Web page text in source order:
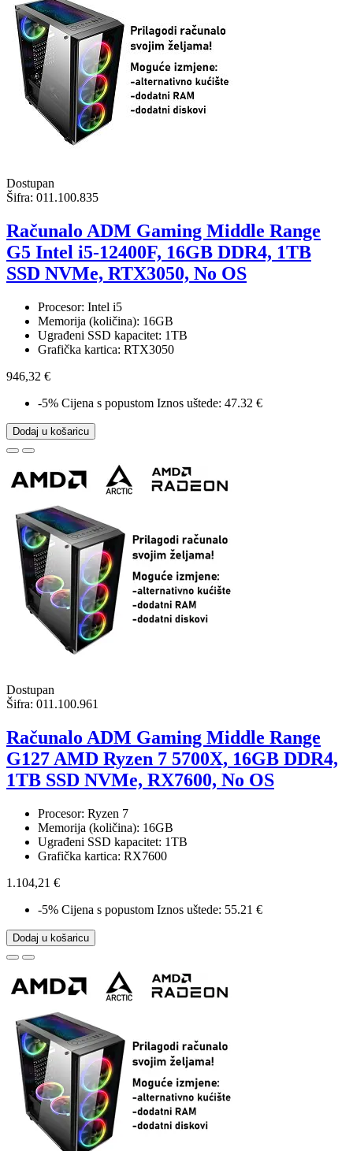
Dostupan
Šifra: 011.100.835
Računalo ADM Gaming Middle Range
G5 Intel i5-12400F, 16GB DDR4, 1TB
SSD NVMe, RTX3050, No OS
Procesor: Intel i5
Memorija (količina): 16GB
Ugrađeni SSD kapacitet: 1TB
Grafička kartica: RTX3050
946,32 €
-5% Cijena s popustom Iznos uštede: 47.32 €
Dodaj u košaricu
Dostupan
Šifra: 011.100.961
Računalo ADM Gaming Middle Range
G127 AMD Ryzen 7 5700X, 16GB DDR4,
1TB SSD NVMe, RX7600, No OS
Procesor: Ryzen 7
Memorija (količina): 16GB
Ugrađeni SSD kapacitet: 1TB
Grafička kartica: RX7600
1.104,21 €
-5% Cijena s popustom Iznos uštede: 55.21 €
Dodaj u košaricu